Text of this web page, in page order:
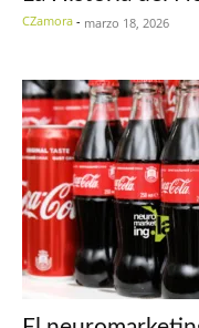
CZamora - marzo 18, 2026